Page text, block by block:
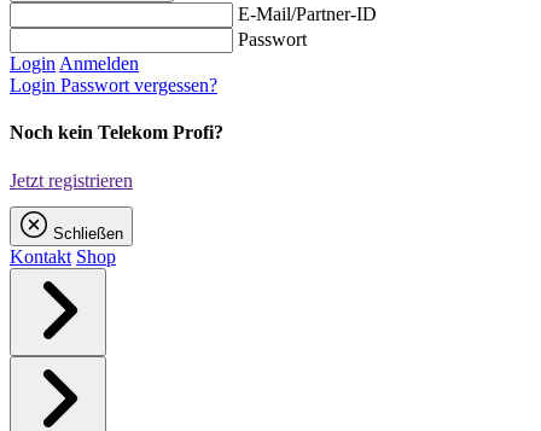
E-Mail/Partner-ID
Passwort
Login Anmelden
Login Passwort vergessen?
Noch kein Telekom Profi?
Jetzt registrieren
Schließen
Kontakt Shop